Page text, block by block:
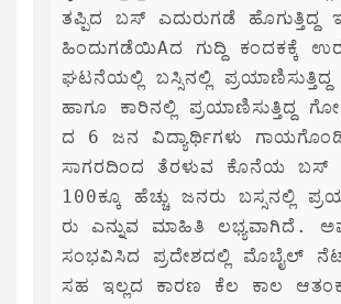
ತಪ್ಪಿದ ಬಸ್ ಎದುರುಗಡೆ ಹೊಗುತ್ತಿದ್ದ
ಹಿಂದುಗಡೆಯಿAದ ಗುದ್ದಿ ಕಂದಕಕ್ಕೆ
ಘಟನೆಯಲ್ಲಿ ಬಸ್ಸಿನಲ್ಲಿ
ಹಾಗೂ ಕಾರಿನಲ್ಲಿ ಪ್ರಯಾಣಿಸುತ್ತಿದ್ದ
ದ 6 ಜನ ವಿದ್ಯಾರ್ಥಿಗಳು
ಸಾಗರದಿಂದ ತೆರಳುವ ಕೊನೆಯ ಬಸ್
100ಕ್ಕೂ ಹೆಚ್ಚು ಜನರು ಬಸ್ಸನಲ್ಲಿ
ರು ಎನ್ನುವ ಮಾಹಿತಿ ಲಭ್ಯವಾಗಿದೆ.
ಸಂಭವಿಸಿದ ಪ್ರದೇಶದಲ್ಲಿ ಮೊಬೈಲ್
ಸಹ ಇಲ್ಲದ ಕಾರಣ ಕೆಲ ಕಾಲ